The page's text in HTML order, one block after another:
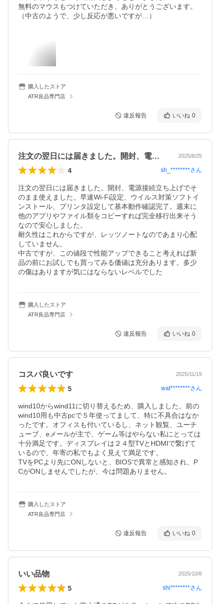
無料のマウスもつけていただき、ありがとうございます。
（中古のようで、少し反応が悪いですが…）
購入したストア
ATR良品専門店
違反報告 いいね 0
注文の翌日には届きました。開封、電源接… 2025/8/25
4 sh_********さん
注文の翌日には届きました。開封、電源接続立ち上げでそ
のまま使えました。早速Wi-Fi設定、ウイルス対策ソフトイ
ンストール、プリンタ設定して基本動作確認完了。週末に
他のアプリやファイル類をコピーすれば完全移行出来そう
なので安心しました。
耐久性はこれからですが、レッツノートなのであまり心配
していません。
中古ですが、この値段で性能アップできること考えれば新
品の前にお試しでも買ってみる価値は充分あります。多少
の傷はありますが気にはならないレベルでした
購入したストア
ATR良品専門店
違反報告 いいね 0
コスパ良いです 2025/11/19
5 wat********さん
wind10からwind11に切り替えるため、購入しました。前の
wind10用も中古pcで５年使ってまして、特に不具合はなか
ったです。オフィスも付いているし、ネット観覧、ユーチ
ューブ、eメールが主で、ゲーム等はやらない私にとっては
十分満足です。ディスプレイは２４型TVとHDMIで繋げて
いるので、年寄の私でもよく見えて満足です。
TVをPCより先にONしないと、BIOSで異常と感知され、P
CがONしませんでしたが、今は問題ありません。
購入したストア
ATR良品専門店
違反報告 いいね 0
いい品物 2025/10/8
5 shi********さん